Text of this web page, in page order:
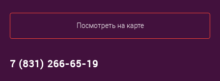
Посмотреть на карте
7 (831) 266-65-19